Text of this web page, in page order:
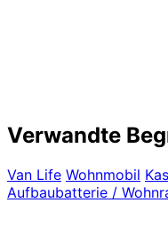
Verwandte
Van Life Wohnmobil
Aufbaubatterie /